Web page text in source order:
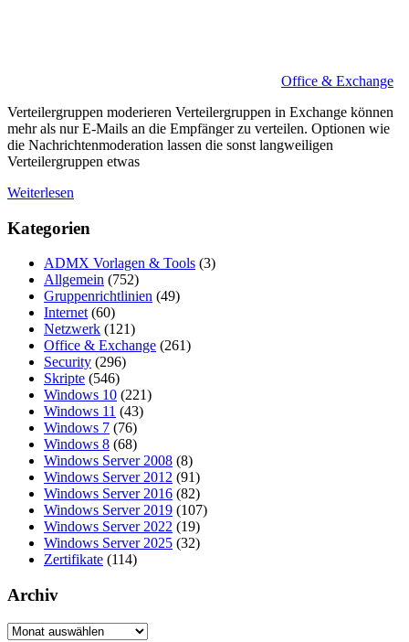
Office & Exchange
Verteilergruppen moderieren Verteilergruppen in Exchange können
mehr als nur E-Mails an die Empfänger zu verteilen. Optionen wie
die Nachrichtenmoderation lassen die sonst langweiligen
Verteilergruppen etwas
Weiterlesen
Kategorien
ADMX Vorlagen & Tools (3)
Allgemein (752)
Gruppenrichtlinien (49)
Internet(60)
Netzwerk (121)
Office & Exchange (261)
Security (296)
Skripte (546)
Windows 10 (221)
Windows 11 (43)
Windows 7 (76)
Windows 8 (68)
Windows Server 2008 (8)
Windows Server 2012 (91)
Windows Server 2016 (82)
Windows Server 2019 (107)
Windows Server 2022 (19)
Windows Server 2025 (32)
Zertifikate (114)
Archiv
Archiv